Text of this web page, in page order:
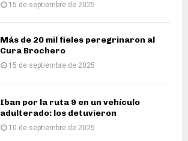
15 de septiembre de 2025
Más de 20 mil fieles peregrinaron al
Cura Brochero
15 de septiembre de 2025
Iban por la ruta 9 en un vehículo
adulterado: los detuvieron
10 de septiembre de 2025